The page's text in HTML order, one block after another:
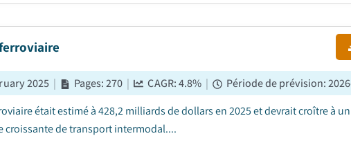
2025 | Pages:270 | CAGR:4.8% | Période de prévision:
était estimé à 428,2 milliards de dollars en 2025 et devrait croître à un
croissante de transport intermodal....